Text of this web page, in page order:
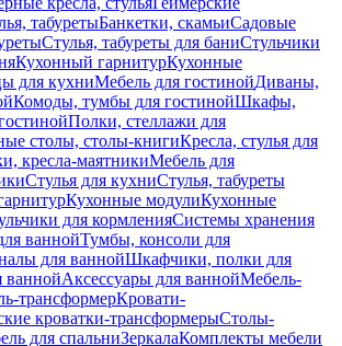
табуретыБанкетки, скамьиСадовые
Стулья, табуреты для баниСтульчики
Кухонный гарнитурКухонные
для кухниМебель для гостинойДиваны,
Комоды, тумбы для гостинойШкафы,
Полки, стеллажи для
столы, столы-книгиКресла, стулья для
кресла-маятникиМебель для
Стулья для кухниСтулья, табуреты
Кухонные модулиКухонные
для кормленияСистемы хранения
ваннойТумбы, консоли для
для ваннойШкафчики, полки для
ваннойАксессуары для ваннойМебель-
трансформерКровати-
кроватки-трансформерыСтолы-
для спальниЗеркалаКомплекты мебели